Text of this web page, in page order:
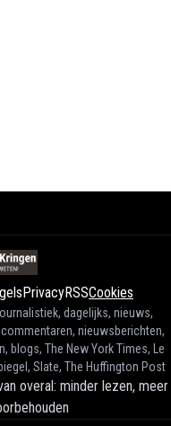
PrivacyRSSCookies
dagelijks, nieuws,
nieuwsberichten,
blogs, The New York Times, Le
Slate, The Huffington Post
overal: minder lezen, meer